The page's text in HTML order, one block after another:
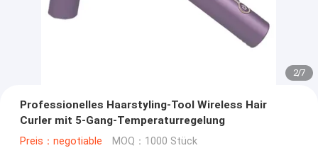
2/7
Professionelles Haarstyling-Tool Wireless Hair
Curler mit 5-Gang-Temperaturregelung
Preis：negotiable MOQ：1000 Stück